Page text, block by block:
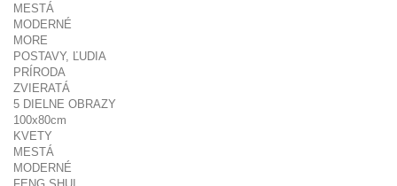
MESTÁ
MODERNÉ
MORE
POSTAVY, ĽUDIA
PRÍRODA
ZVIERATÁ
5 DIELNE OBRAZY
100x80cm
KVETY
MESTÁ
MODERNÉ